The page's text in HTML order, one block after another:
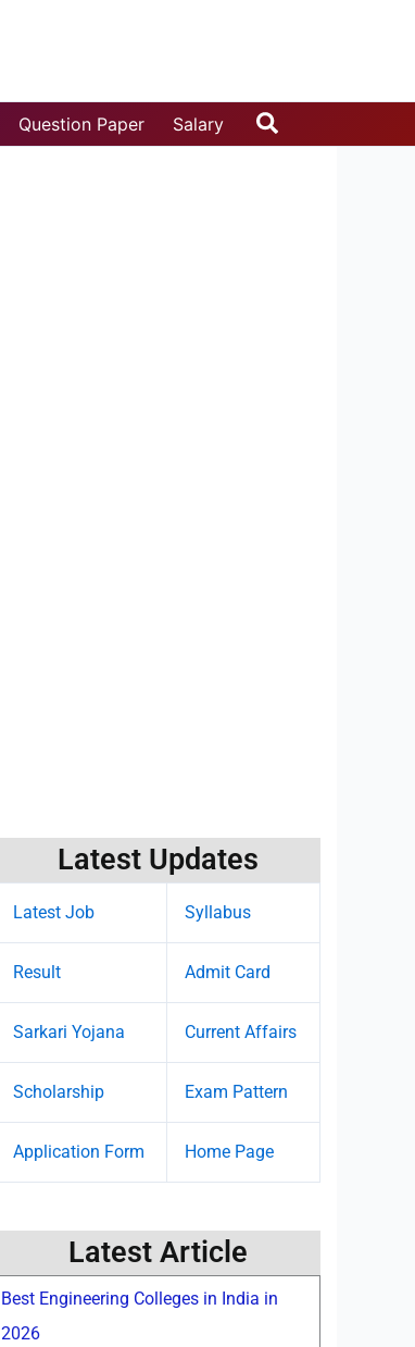
Question Paper Salary Search
Latest Updates
Latest Job Syllabus
Result Admit Card
Sarkari Yojana Current Affairs
Scholarship Exam Pattern
Application Form Home Page
Latest Article
Best Engineering Colleges in India in
2026